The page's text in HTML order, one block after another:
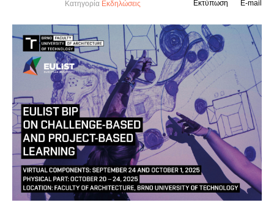
Κατηγορία Εκδηλώσεις E-mail
Εκτύπωση